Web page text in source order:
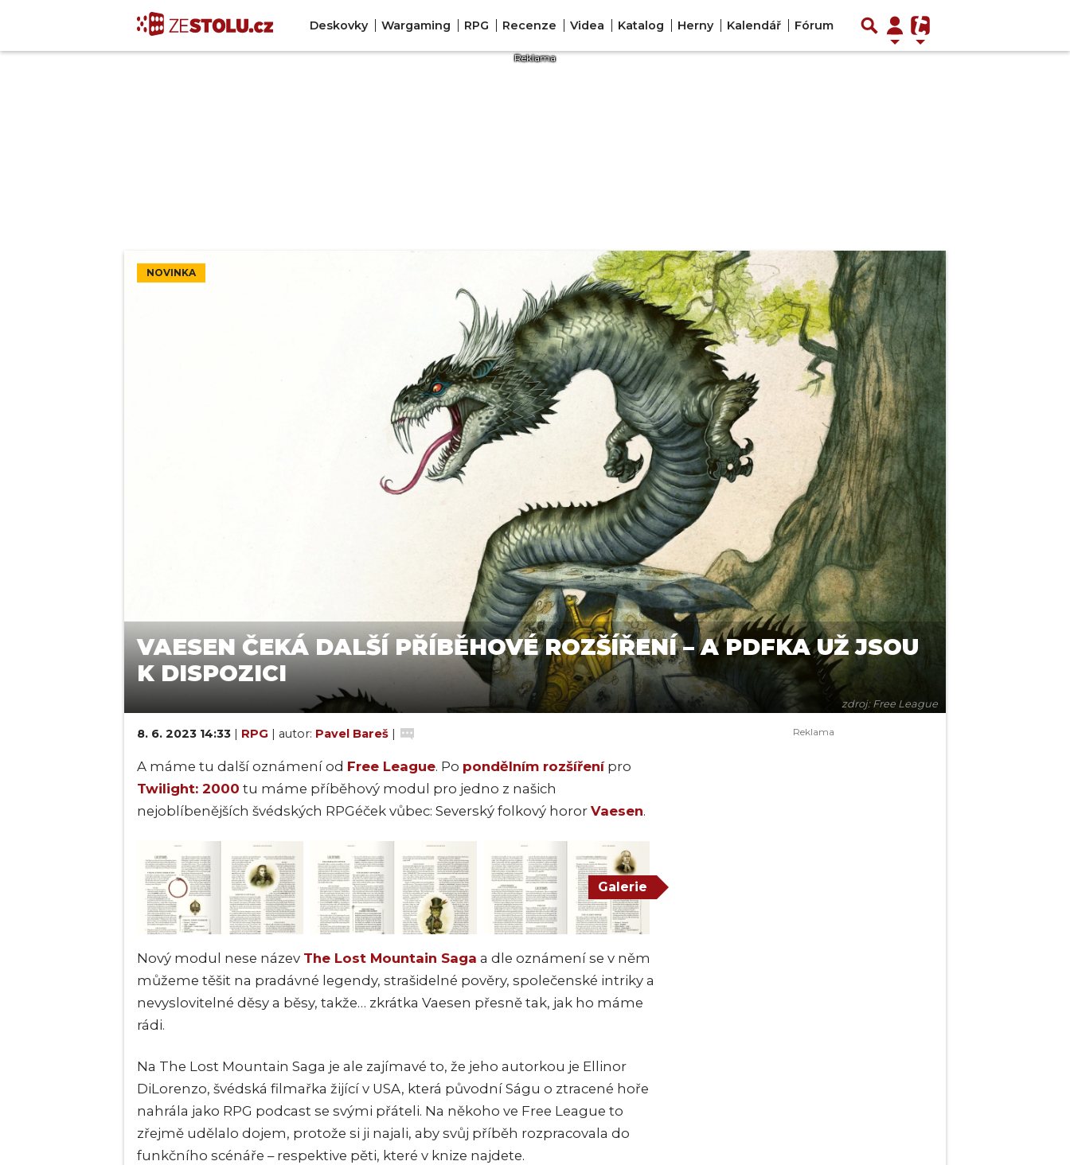
Deskovky Wargaming RPG Recenze Videa Katalog Herny Kalendář Fórum
NOVINKA
zdroj: Free League
VAESEN ČEKÁ DALŠÍ PŘÍBĚHOVÉ ROZŠÍŘENÍ – A PDFKA UŽ JSOU
K DISPOZICI
8. 6. 2023 14:33 | RPG | autor: Pavel Bareš |
A máme tu další oznámení od Free League. Po pondělním rozšířenípro
Twilight: 2000 tu máme příběhový modul pro jedno z našich
nejoblíbenějších švédských RPGéček vůbec: Severský folkový horor Vaesen.
Galerie
Nový modul nese název The Lost Mountain Saga a dle oznámení se v něm
můžeme těšit na pradávné legendy, strašidelné pověry, společenské intriky a
nevyslovitelné děsy a běsy, takže… zkrátka Vaesen přesně tak, jak ho máme
rádi.
Na The Lost Mountain Saga je ale zajímavé to, že jeho autorkou je Ellinor
DiLorenzo, švédská filmařka žijící v USA, která původní Ságu o ztracené hoře
nahrála jako RPG podcast se svými přáteli. Na někoho ve Free League to
zřejmě udělalo dojem, protože si ji najali, aby svůj příběh rozpracovala do
funkčního scénáře – respektive pěti, které v knize najdete.